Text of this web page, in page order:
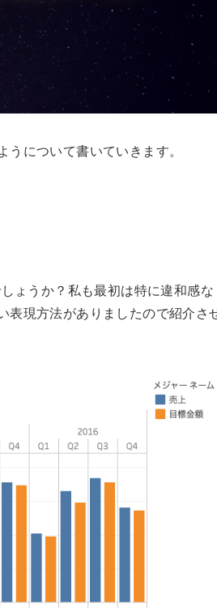
うについて書いていきます。
ょうか？私も最初は特に違和感な
表現方法がありましたので紹介さ